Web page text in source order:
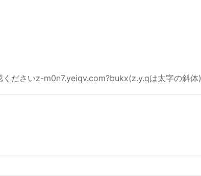
ださいz-m0n7.yeiqv.com?bukx(z.y.qは太字の斜体)